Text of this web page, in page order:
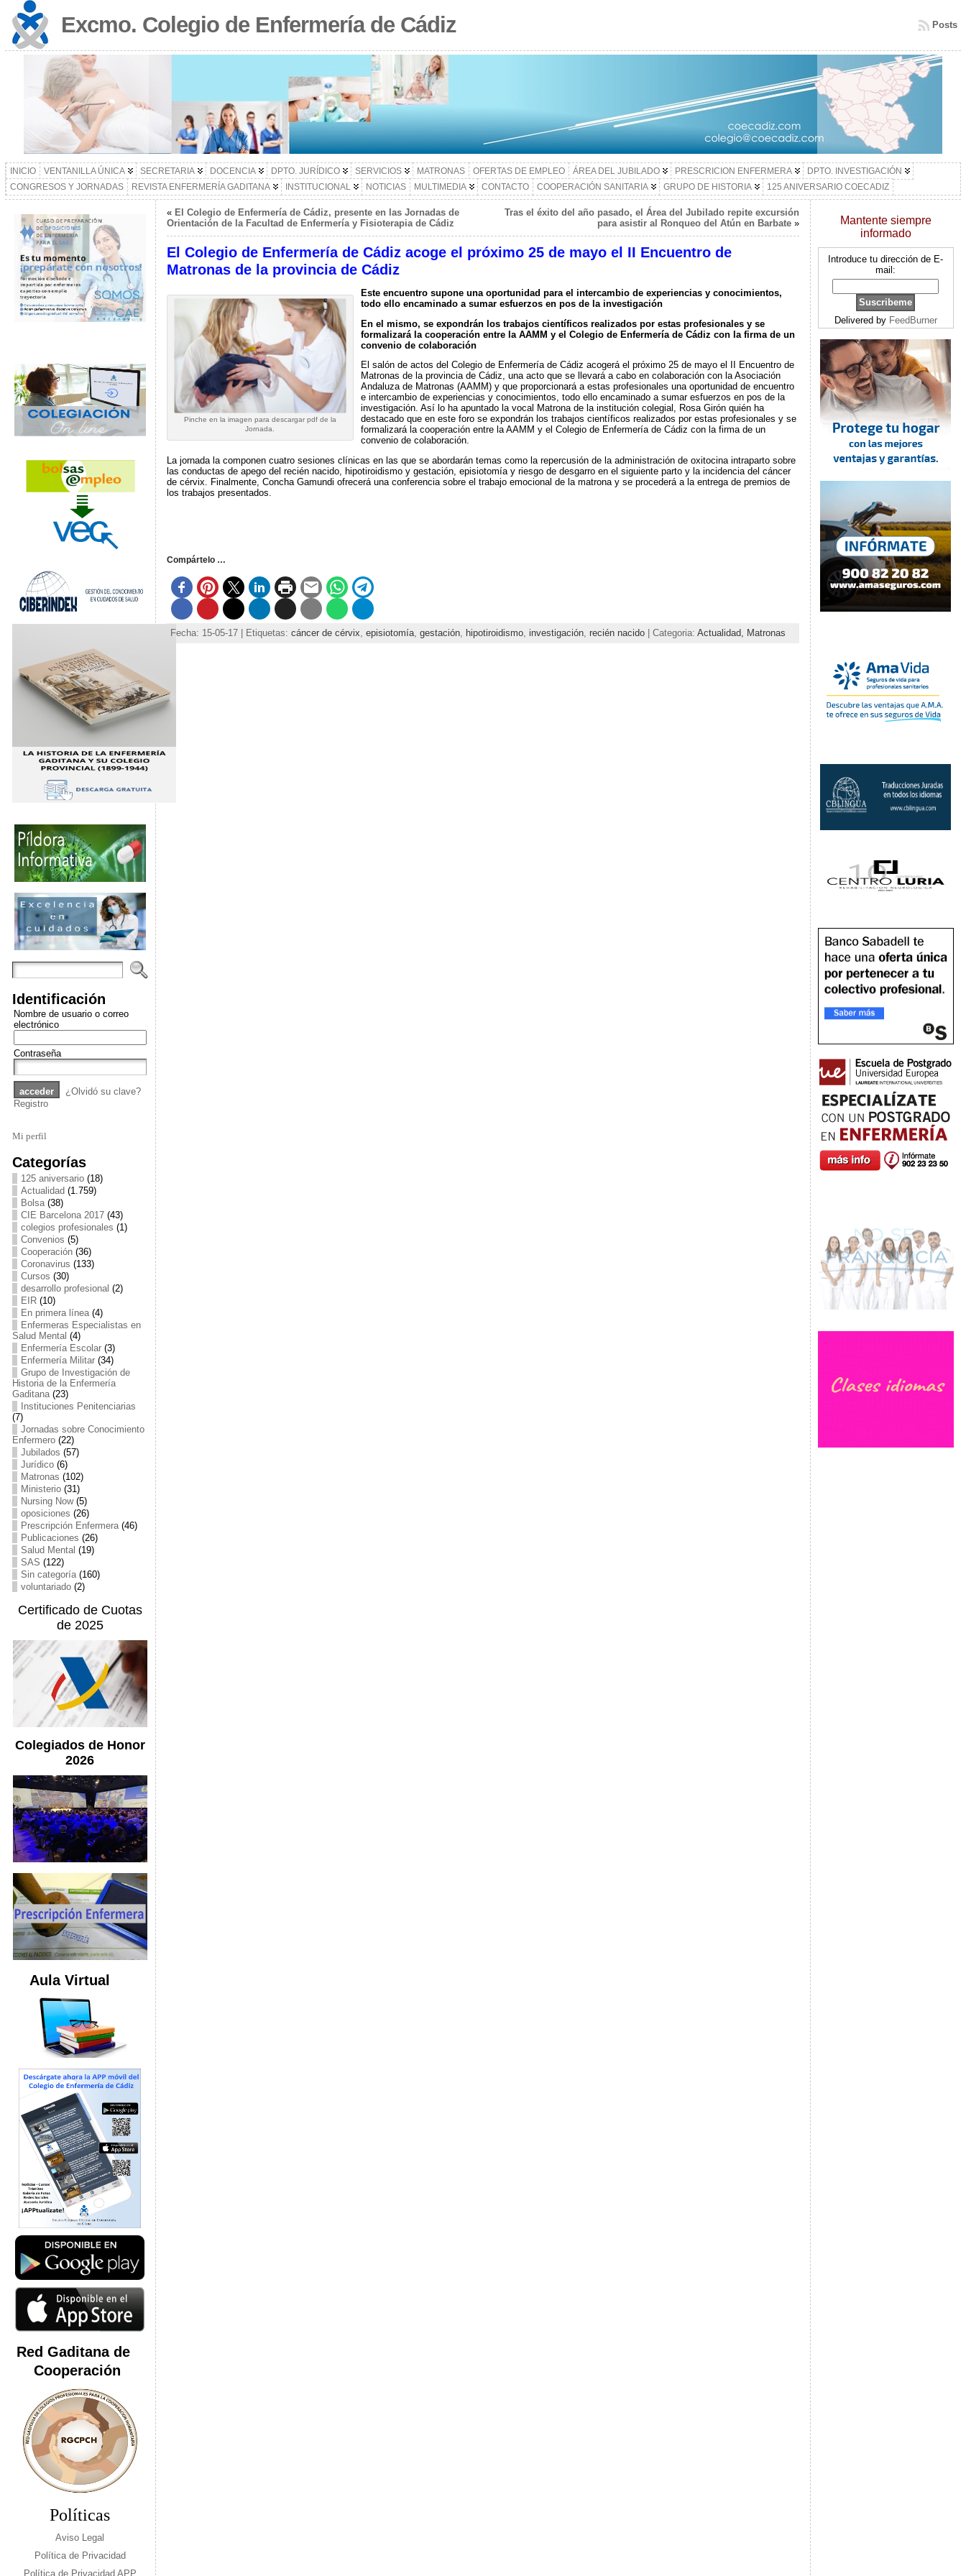
Excmo. Colegio de Enfermería de Cádiz Posts
INICIO VENTANILLA ÚNICA SECRETARIA DOCENCIA DPTO. JURÍDICO SERVICIOS MATRONAS OFERTAS DE EMPLEO ÁREA DEL JUBILADO PRESCRICION ENFERMERA
DPTO. INVESTIGACIÓN
CONGRESOS Y JORNADAS
REVISTA ENFERMERÍA GADITANA INSTITUCIONAL NOTICIAS MULTIMEDIA CONTACTO COOPERACIÓN SANITARIA GRUPO DE HISTORIA 125 ANIVERSARIO COECADIZ
Identificación
Nombre de usuario o correo
electrónico
Contraseña
¿Olvidó su clave?
Registro
Mi perfil
Categorías
125 aniversario(18)
Actualidad (1.759)
Bolsa(38)
CIE Barcelona 2017(43)
colegios profesionales (1)
Convenios (5)
Cooperación(36)
Coronavirus (133)
Cursos (30)
desarrollo profesional (2)
EIR(10)
En primera línea(4)
Enfermeras Especialistas en
Salud Mental (4)
Enfermería Escolar(3)
Enfermería Militar(34)
Grupo de Investigación de
Historia de la Enfermería
Gaditana(23)
Instituciones Penitenciarias
(7)
Jornadas sobre Conocimiento
Enfermero(22)
Jubilados (57)
Jurídico(6)
Matronas (102)
Ministerio(31)
Nursing Now(5)
oposiciones (26)
Prescripción Enfermera(46)
Publicaciones (26)
Salud Mental (19)
SAS (122)
Sin categoría(160)
voluntariado(2)
Certificado de Cuotas
de 2025
Colegiados de Honor
2026
Aula Virtual
Red Gaditana de
Cooperación
Políticas
Aviso Legal
Política de Privacidad
Política de Privacidad APP
« El Colegio de Enfermería de Cádiz, presente en las Jornadas de
Orientación de la Facultad de Enfermería y Fisioterapia de Cádiz
Tras el éxito del año pasado, el Área del Jubilado repite excursión
para asistir al Ronqueo del Atún en Barbate»
El Colegio de Enfermería de Cádiz acoge el próximo 25 de mayo el II Encuentro de
Matronas de la provincia de Cádiz
Pinche en la imagen para descargar pdf de la
Jornada.
Este encuentro supone una oportunidad para el intercambio de experiencias y conocimientos,
todo ello encaminado a sumar esfuerzos en pos de la investigación
En el mismo, se expondrán los trabajos científicos realizados por estas profesionales y se
formalizará la cooperación entre la AAMM y el Colegio de Enfermería de Cádiz con la firma de un
convenio de colaboración
El salón de actos del Colegio de Enfermería de Cádiz acogerá el próximo 25 de mayo el II Encuentro de
Matronas de la provincia de Cádiz, una acto que se llevará a cabo en colaboración con la Asociación
Andaluza de Matronas (AAMM) y que proporcionará a estas profesionales una oportunidad de encuentro
e intercambio de experiencias y conocimientos, todo ello encaminado a sumar esfuerzos en pos de la
investigación. Así lo ha apuntado la vocal Matrona de la institución colegial, Rosa Girón quién ha
destacado que en este foro se expondrán los trabajos científicos realizados por estas profesionales y se
formalizará la cooperación entre la AAMM y el Colegio de Enfermería de Cádiz con la firma de un
convenio de colaboración.
La jornada la componen cuatro sesiones clínicas en las que se abordarán temas como la repercusión de la administración de oxitocina intraparto sobre
las conductas de apego del recién nacido, hipotiroidismo y gestación, episiotomía y riesgo de desgarro en el siguiente parto y la incidencia del cáncer
de cérvix. Finalmente, Concha Gamundi ofrecerá una conferencia sobre el trabajo emocional de la matrona y se procederá a la entrega de premios de
los trabajos presentados.
Compártelo …
Fecha: 15-05-17 | Etiquetas: cáncer de cérvix episiotomía, gestación, hipotiroidismo, investigación, recién nacido| Categoria: Actualidad, Matronas
Mantente siempre
informado
Introduce tu dirección de E-
mail:
Delivered by FeedBurner